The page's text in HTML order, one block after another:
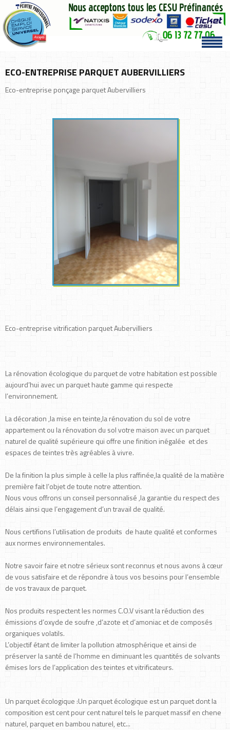
ECO-ENTREPRISE PARQUET AUBERVILLIERS
Eco-entreprise ponçage parquet Aubervilliers
Eco-entreprise vitrification parquet Aubervilliers
La rénovation écologique du parquet de votre habitation est possible
aujourd’hui avec un parquet haute gamme qui respecte
l’environnement.
La décoration ,la mise en teinte,la rénovation du sol de votre
appartement ou la rénovation du sol votre maison avec un parquet
naturel de qualité supérieure qui offre une finition inégalée et des
espaces de teintes très agréables à vivre.
De la finition la plus simple à celle la plus raffinée,la qualité de la matière
première fait l’objet de toute notre attention.
Nous vous offrons un conseil personnalisé ,la garantie du respect des
délais ainsi que l’engagement d’un travail de qualité.
Nous certifions l’utilisation de produits de haute qualité et conformes
aux normes environnementales.
Notre savoir faire et notre sérieux sont reconnus et nous avons à cœur
de vous satisfaire et de répondre à tous vos besoins pour l’ensemble
de vos travaux de parquet.
Nos produits respectent les normes C.O.V visant la réduction des
émissions d’oxyde de soufre ,d’azote et d’amoniac et de composés
organiques volatils.
L’objectif étant de limiter la pollution atmosphérique et ainsi de
préserver la santé de l’homme en diminuant les quantités de solvants
émises lors de l’application des teintes et vitrificateurs.
Un parquet écologique :Un parquet écologique est un parquet dont la
composition est cent pour cent naturel tels le parquet massif en chene
naturel, parquet en bambou naturel, etc...